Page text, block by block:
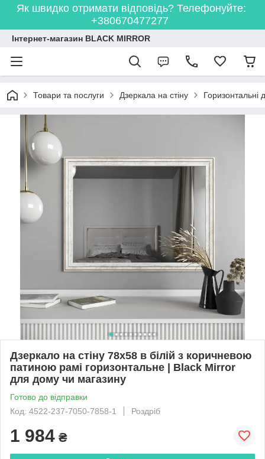
Як швидко отримати відповідь? Телефонуйте:
+380670477277
Інтернет-магазин BLACK MIRROR
Товари та послуги Дзеркала на стіну Горизонтальні
Дзеркало на стіну 78х58 в білій з коричневою
патиною рамі горизонтальне | Black Mirror
для дому чи магазину
Готово до відправки
Код: 4522-237-7050-7858-1
Роздріб
1 984 ₴